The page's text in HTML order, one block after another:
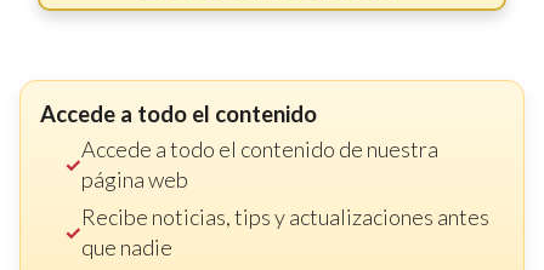
Accede a todo el contenido
Accede a todo el contenido de nuestra
página web
Recibe noticias, tips y actualizaciones antes
que nadie